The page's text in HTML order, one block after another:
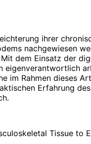
ihrer
nachgewiesen
dem Einsatz der
Rahmen dieses
Erfahrung
Tissue to